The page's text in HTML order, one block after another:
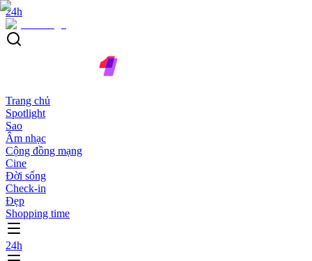
24h
Trang chủ
Spotlight
Sao
Âm nhạc
Cộng đồng mạng
Cine
Đời sống
Check-in
Đẹp
Shopping time
24h